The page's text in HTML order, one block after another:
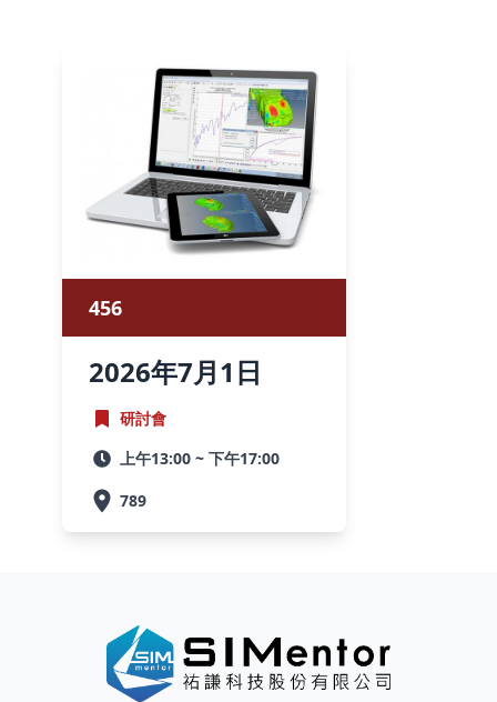
456
2026年7月1 日
研討會
上午13:00 ~ 下午17:00
789